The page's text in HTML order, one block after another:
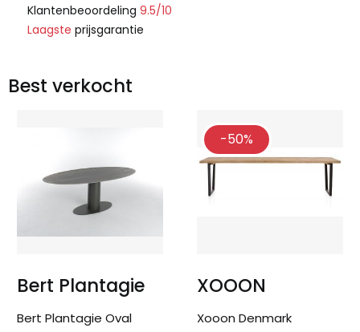
Klantenbeoordeling 9.5/10
Laagste prijsgarantie
Best verkocht
Bert Plantagie
Bert Plantagie Oval
-50%
XOOON
Xooon Denmark